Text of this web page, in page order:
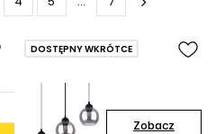
Zobacz
DOSTĘPNY WKRÓTCE